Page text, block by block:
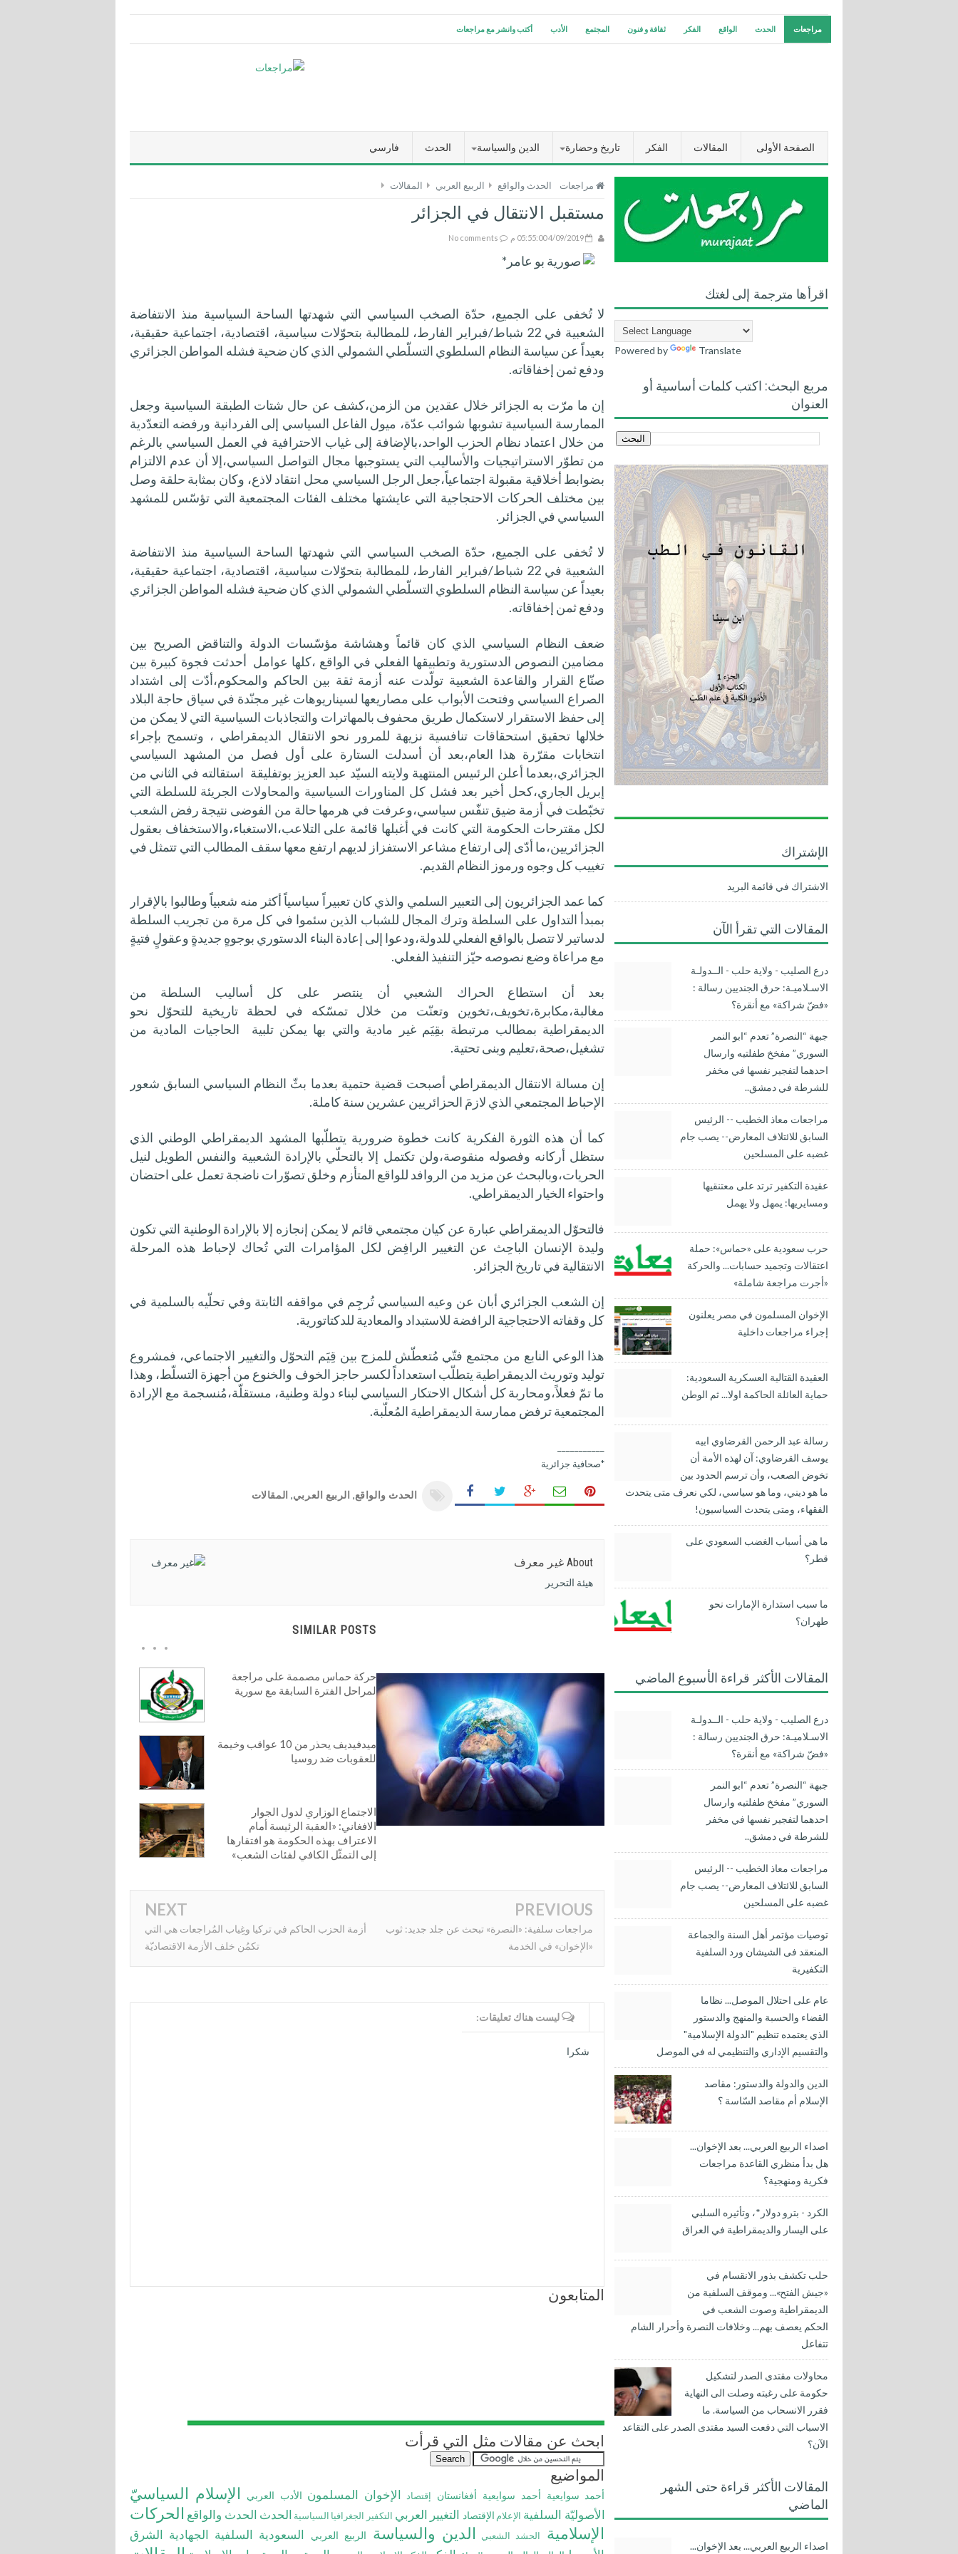
مراجعات الحدث الواقع الفكر ثقافة و فنون المجتمع الأدب أكتب وانشر مع مراجعات
الصفحة الأولى المقالات الفكر تاريخ وحضارة الدين والسياسة الحدث فارسي
مراجعات الحدث والواقع الربيع العربي المقالات
مستقبل الانتقال في الجزائر
4/09/2019 05:55:00 م No comments
صورية بو عامر*
لا تُخفى على الجميع، حدّة الصخب السياسي التي شهدتها الساحة السياسية منذ الانتفاضة
الشعبية في 22 شباط/فبراير الفارط، للمطالبة بتحوّلات سياسية، اقتصادية، اجتماعية حقيقية،
بعيداً عن سياسة النظام السلطوي التسلّطي الشمولي الذي كان ضحية فشله المواطن الجزائري
ودفع ثمن إخفاقاته.
إن ما مرّت به الجزائر خلال عقدين من الزمن،كشف عن حال شتات الطبقة السياسية وجعل
الممارسة السياسية تشوبها شوائب عدّة، ميول الفاعل السياسي إلى الفردانية ورفضه التعدّدية
من خلال اعتماد نظام الحزب الواحد،بالإضافة إلى غياب الاحترافية في العمل السياسي بالرغم
من تطوّر الاستراتيجيات والأساليب التي يستوجبها مجال التواصل السياسي،إلا أن عدم الالتزام
بضوابط أخلاقية مقبولة اجتماعياً،جعل الرجل السياسي محل انتقاد لاذع، وكان بمثابة حلقة وصل
بين مختلف الحركات الاحتجاجية التي عايشتها مختلف الفئات المجتمعية التي تؤسّس للمشهد
السياسي في الجزائر.
لا تُخفى على الجميع، حدّة الصخب السياسي التي شهدتها الساحة السياسية منذ الانتفاضة
الشعبية في 22 شباط/فبراير الفارط، للمطالبة بتحوّلات سياسية، اقتصادية، اجتماعية حقيقية،
بعيداً عن سياسة النظام السلطوي التسلّطي الشمولي الذي كان ضحية فشله المواطن الجزائري
ودفع ثمن إخفاقاته.
ضعف النظام السياسي الذي كان قائماً وهشاشة مؤسّسات الدولة والتناقض الصريح بين
مضامين النصوص الدستورية وتطبيقها الفعلي في الواقع ،كلها عوامل أحدثت فجوة كبيرة بين
صنّاع القرار والقاعدة الشعبية تولّدت عنه أزمة ثقة بين الحاكم والمحكوم،أدّت إلى اشتداد
الصراع السياسي وفتحت الأبواب على مصاريعها لسيناريوهات غير مجنّدة في سياق حاجة البلاد
إلى حفظ الاستقرار لاستكمال طريق محفوف بالمهاترات والتجاذبات السياسية التي لا يمكن من
خلالها تحقيق استحقاقات تنافسية نزيهة للمرور نحو الانتقال الديمقراطي ، وتسمح بإجراء
انتخابات مقرّرة هذا العام،بعد أن أسدلت الستارة على أول فصل من المشهد السياسي
الجزائري،بعدما أعلن الرئىيس المنتهية ولايته السيّد عبد العزيز بوتفليقة استقالته في الثاني من
إبريل الجاري،كحل أخير بعد فشل كل المناورات السياسية والمحاولات الجريئة للسلطة التي
تخبّطت في أزمة ضيق تنفّس سياسي،وعرفت في هرمها حالة من الفوضى نتيجة رفض الشعب
لكل مقترحات الحكومة التي كانت في أغبلها قائمة على التلاعب،الاستغباء،والاستخفاف بعقول
الجزائريين،ما أدّى إلى ارتفاع مشاعر الاستفزاز لديهم ارتفع معها سقف المطالب التي تتمثل في
تغييب كل وجوه ورموز النظام القديم.
كما عمد الجزائريون إلى التعبير السلمي والذي كان تعبيراً سياسياً أكثر منه شعبياً وطالبوا بالإقرار
بمبدأ التداول على السلطة وترك المجال للشباب الذين سئموا في كل مرة من تجريب السلطة
لدساتير لا تتصل بالواقع الفعلي للدولة،ودعوا إلى إعادة البناء الدستوري بوجوهٍ جديدةٍ وعقولٍ فتيةٍ
مع مراعاة وضع نصوصه حيّز التنفيذ الفعلي.
بعد أن استطاع الحراك الشعبي أن ينتصر على كل أساليب السلطة من
مغالبة،مكابرة،تخويف،تخوين وتعنّت من خلال تمسّكه في لحظة تاريخية للتحوّل نحو
الديمقراطية بمطالب مرتبطة بقِيَم غير مادية والتي بها يمكن تلبية الحاجيات المادية من
تشغيل،صحة،تعليم وبنى تحتية.
إن مسالة الانتقال الديمقراطي أصبحت قضية حتمية بعدما بثّ النظام السياسي السابق شعور
الإحباط المجتمعي الذي لازمَ الحزائريين عشرين سنة كاملة.
كما أن هذه الثورة الفكرية كانت خطوة ضرورية يتطلّبها المشهد الديمقراطي الوطني الذي
ستظل أركانه وفصوله منقوصة،ولن تكتمل إلا بالتحلّي بالإرادة الشعبية والنفس الطويل لنيل
الحريات،وبالبحث عن مزيد من الروافد للواقع المتأزم وخلق تصوّرات ناضجة تعمل على احتضان
واحتواء الخيار الديمقراطي.
فالتحوّل الديمقراطي عبارة عن كيان مجتمعي قائم لا يمكن إنجازه إلا بالإرادة الوطنية التي تكون
وليدة الإنسان الباحِث عن التغيير الرافِض لكل المؤامرات التي تُحاك لإحباط هذه المرحلة
الانتقالية في تاريخ الجزائر.
إن الشعب الجزائري أبان عن وعيه السياسي تُرجِم في مواقفه الثابتة وفي تحلّيه بالسلمية في
كل وقفاته الاحتجاجية الرافضة للاستبداد والمعادية للدكتاتورية.
هذا الوعي النابع من مجتمع فتّي مُتعطّش للمزج بين قِيَم التحوّل والتغيير الاجتماعي، فمشروع
توليد وتوريث الديمقراطية يتطلّب استعداداً لكسر حاجز الخوف والخنوع من أجهزة التسلّط، وهذا
ما تمّ فعلاً،ومحاربة كل أشكال الاحتكار السياسي لبناء دولة وطنية، مستقلّة،مُنسجمة مع الإرادة
المجتمعية ترفض ممارسة الديمقراطية المُعلّبة.
*صحافية جزائرية
الحدث والواقع, الربيع العربي, المقالات
About غير معرف
هيئة التحرير
SIMILAR POSTS
حركة حماس مصممة على مراجعة
لمراحل الفترة السابقة مع سورية
ميدفيديف يحذر من 10 عواقب وخيمة
للعقوبات ضد روسيا
الاجتماع الوزاري لدول الجوار
الافغاني: «العقبة الرئيسة أمام
الاعتراف بهذه الحكومة هو افتقارها
إلى التمثّل الكافي لفئات الشعب»
NEXT
أزمة الحزب الحاكم في تركيا وغِياب المُراجعات هي التي
تكمُن خلف الأزمة الاقتصاديّة
PREVIOUS
مراجعات سلفية: «النصرة» تبحث عن جلد جديد: ثوب
«الإخوان» في الخدمة
ليست هناك تعليقات:
WRITE COMMENTS
شكرا
المتابعون
ابحث عن مقالات مثل التي قرأت
المواضيع
أحمد سوايعية أحمد سوايعية أفغانستان إقتصاد الإخوان المسلمون الأدب العربي الإسلام السياسيّ
الأصوليّة السلفية الإعلام الإقتصاد التغيير العربي التكفير الجغرافيا السياسية الحدث الحدث والواقع الحركات
الإسلامية
الحشد الشعبي الدين والسياسة الربيع العربي السعودية السلفية الجهادية الشرق
اقرأها مترجمة إلى لغتك
Powered by Translate
مربع البحث: اكتب كلمات أساسية أو
العنوان
الإشتراك
الاشتراك في قائمة البريد
المقالات التي تقرأ الآن
درع الصليب - ولاية حلب - الــدولـة
الاسـلاميـة: حرق الجنديين رسالة :
«فضّ شراكة» مع أنقرة؟
جبهة “النصرة” تعدم “ابو النمر
السوري” مفخخ طفلتيه وارسال
احدهما لتفجير نفسها في مخفر
للشرطة في دمشق..
مراجعات معاذ الخطيب -- الرئيس
السابق للائتلاف المعارض-- يصب جام
غضبه على المسلحين
عقيدة التكفير ترتد على معتنقيها
ومسايريها: يمهل ولا يهمل
حرب سعودية على «حماس»: حملة
اعتقالات وتجميد حسابات... والحركة
«أجرت مراجعة شاملة»
الإخوان المسلمون في مصر يعلنون
إجراء مراجعات داخلية
العقيدة القتالية العسكرية السعودية:
حماية العائلة الحاكمة اولا... ثم الوطن
رسالة عبد الرحمن القرضاوي ابيه
يوسف القرضاوي: آن لهذه الأمة أن
تخوض الصعب، وأن ترسم الحدود بين
ما هو ديني، وما هو سياسي، لكي نعرف متى يتحدث
الفقهاء، ومتى يتحدث السياسيون!
ما هي أسباب الغضب السعودي على
قطر؟
ما سبب استدارة الإمارات نحو
طهران؟
المقالات الأكثر قراءة الأسبوع الماضي
درع الصليب - ولاية حلب - الــدولـة
الاسـلاميـة: حرق الجنديين رسالة :
«فضّ شراكة» مع أنقرة؟
جبهة “النصرة” تعدم “ابو النمر
السوري” مفخخ طفلتيه وارسال
احدهما لتفجير نفسها في مخفر
للشرطة في دمشق..
مراجعات معاذ الخطيب -- الرئيس
السابق للائتلاف المعارض-- يصب جام
غضبه على المسلحين
توصيات مؤتمر أهل السنة والجماعة
المنعقد فى الشيشان ورد السلفية
التكفيرية
عام على احتلال الموصل... نظاما
القضاء والحسبة والمنهج والدستور
الذي يعتمده تنظيم "الدولة الإسلامية"
والتقسيم الإداري والتنظيمي له في الموصل
الدين والدولة والدستور: مقاصد
الإسلام أم مقاصد السّاسة ؟
اصداء الربيع العربي... بعد الإخوان...
هل بدأ منظري القاعدة مراجعات
فكرية ومنهجية؟
الكرد - بترو دولار*، وتأثيره السلبي
على اليسار والديمقراطية في العراق
حلب تكشف بذور الانقسام في
«جيش الفتح»... وموقف السلفية من
الديمقراطية وصوت الشعب في
الحكم يعصف بهم... وخلافات النصرة وأحرار الشام
تتفاعل
محاولات مقتدى الصدر لتشكيل
حكومة على رغبته وصلت الى النهاية
فقرر الانسحاب من السياسة. ما
الاسباب التي دفعت السيد مقتدى الصدر على التقاعد
الآن؟
المقالات الأكثر قراءة حتى الشهر
الماضي
اصداء الربيع العربي... بعد الإخوان...